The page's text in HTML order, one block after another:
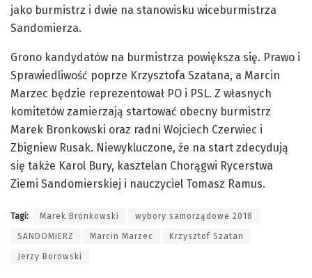
jako burmistrz i dwie na stanowisku wiceburmistrza
Sandomierza.
Grono kandydatów na burmistrza powiększa się. Prawo i
Sprawiedliwość poprze Krzysztofa Szatana, a Marcin
Marzec będzie reprezentował PO i PSL. Z własnych
komitetów zamierzają startować obecny burmistrz
Marek Bronkowski oraz radni Wojciech Czerwiec i
Zbigniew Rusak. Niewykluczone, że na start zdecydują
się także Karol Bury, kasztelan Chorągwi Rycerstwa
Ziemi Sandomierskiej i nauczyciel Tomasz Ramus.
Tagi: Marek Bronkowski wybory samorządowe 2018
SANDOMIERZ Marcin Marzec Krzysztof Szatan
Jerzy Borowski